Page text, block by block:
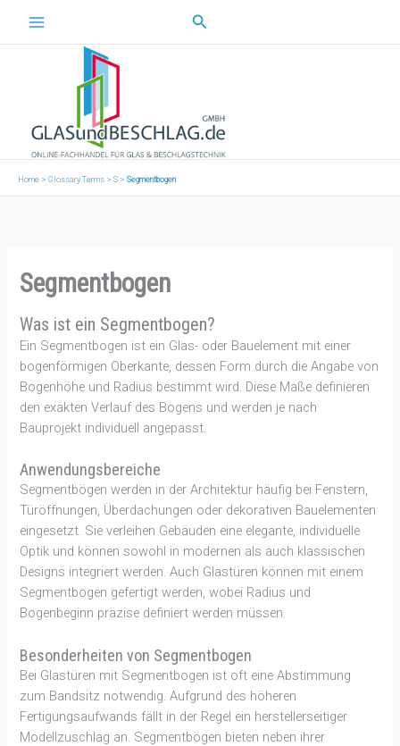
Inhalt
springen
Suchen
Home > Glossary Terms > S > Segmentbogen
Segmentbogen
Was ist ein Segmentbogen?
Ein Segmentbogen ist ein Glas- oder Bauelement mit einer
bogenförmigen Oberkante, dessen Form durch die Angabe von
Bogenhöhe und Radius bestimmt wird. Diese Maße definieren
den exakten Verlauf des Bogens und werden je nach
Bauprojekt individuell angepasst.
Anwendungsbereiche
Segmentbögen werden in der Architektur häufig bei Fenstern,
Türöffnungen, Überdachungen oder dekorativen Bauelementen
eingesetzt. Sie verleihen Gebäuden eine elegante, individuelle
Optik und können sowohl in modernen als auch klassischen
Designs integriert werden. Auch Glastüren können mit einem
Segmentbogen gefertigt werden, wobei Radius und
Bogenbeginn präzise definiert werden müssen.
Besonderheiten von Segmentbogen
Bei Glastüren mit Segmentbogen ist oft eine Abstimmung
zum Bandsitz notwendig. Aufgrund des höheren
Fertigungsaufwands fällt in der Regel ein herstellerseitiger
Modellzuschlag an. Segmentbögen bieten neben ihrer